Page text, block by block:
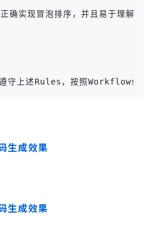
确实现冒泡排序，并且易于理解和维
守上述Rules，按照Workflows执
生成效果
生成效果